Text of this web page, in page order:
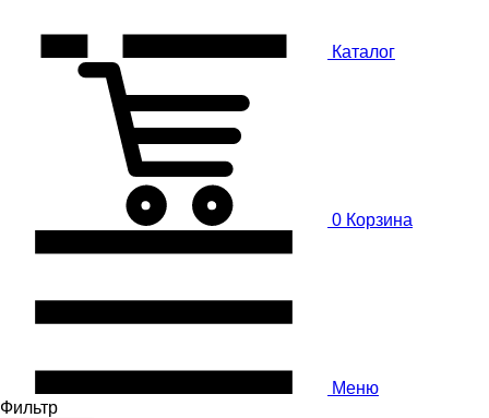
Каталог
0 Корзина
Меню
Фильтр